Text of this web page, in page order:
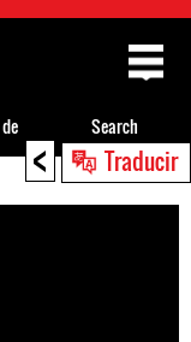
< Traducir
Search